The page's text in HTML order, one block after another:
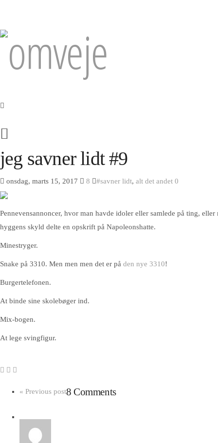
jeg savner lidt #9
onsdag, marts 15, 2017 8 #savner lidt, alt det andet 0
Pennevensannoncer, hvor man havde idoler eller samlede på ting,
hyggens skyld delte en opskrift på Napoleonshatte.
Minestryger.
Snake på 3310. Men men men det er på den nye 3310!
Burgertelefonen.
At binde sine skolebøger ind.
Mix-bogen.
At lege svingfigur.
« Previous post8 Comments